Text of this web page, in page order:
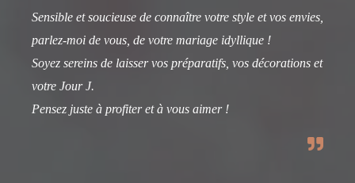
Sensible et soucieuse de connaître votre style et vos envies,
parlez-moi de vous, de votre mariage idyllique !
Soyez sereins de laisser vos préparatifs, vos décorations et
votre Jour J.
Pensez juste à profiter et à vous aimer !